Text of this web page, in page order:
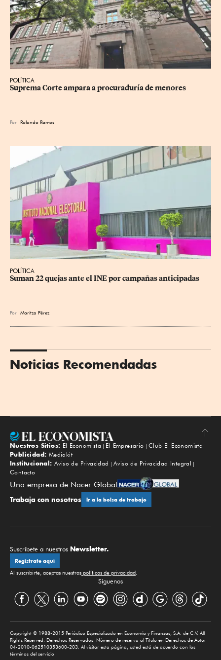
POLÍTICA
Suprema Corte ampara a procuraduría de menores
Por Rolando Ramos
POLÍTICA
Suman 22 quejas ante el INE por campañas anticipadas
Por Maritza Pérez
Noticias Recomendadas
Subir
Nuestros Sitios: El Economista El Empresario
Club El Economista
Publicidad: Mediakit
Institucional: Aviso de Privacidad
Aviso de Privacidad Integral
Contacto
Una empresa de Nacer Global
Trabaja con nosotros Ir a la bolsa de trabajo
Suscríbete a nuestros Newsletter.
Regístrate aquí
Al suscribirte, aceptas nuestras políticas de privacidad.
Síguenos
Copyright © 1988-2015 Periódico Especializado en Economía y Finanzas, S.A. de C.V. All
Rights Reserved. Derechos Reservados. Número de reserva al Título en Derechos de Autor
04-2010-062510353600-203. Al visitar esta página, usted está de acuerdo con los
términos del servicio